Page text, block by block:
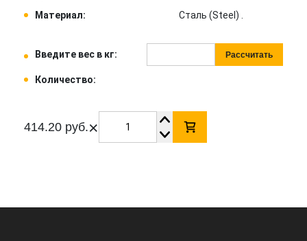
Материал:
Сталь (Steel) .
Введите вес в кг: Рассчитать
Количество:
414.20 руб.×